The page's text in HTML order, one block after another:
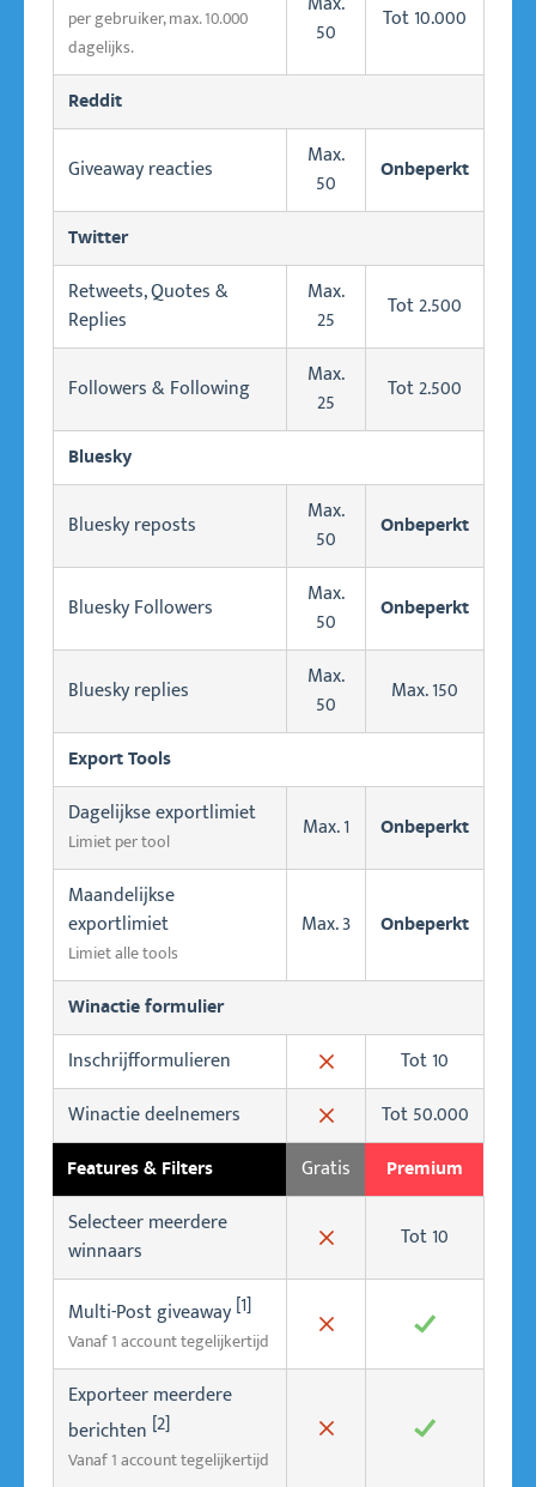
per gebruiker, max. 10.000
dagelijks.
50
Tot 10.000
Reddit
Giveaway reacties
Max.
50
Onbeperkt
Twitter
Retweets, Quotes &
Replies
Max.
25
Tot 2.500
Followers & Following
Max.
25
Tot 2.500
Bluesky
Bluesky reposts
Max.
50
Onbeperkt
Bluesky Followers
Max.
50
Onbeperkt
Bluesky replies
Max.
50
Max. 150
Export Tools
Dagelijkse exportlimiet
Limiet per tool Max. 1 Onbeperkt
Maandelijkse
exportlimiet
Limiet alle tools
Max. 3 Onbeperkt
Winactie formulier
Inschrijfformulieren ✖
Tot 10
Winactie deelnemers
✖ Tot 50.000
Features & Filters Gratis Premium
Selecteer meerdere
winnaars
✖ Tot 10
Multi-Post giveaway[1]
Vanaf 1 account tegelijkertijd ✖
✓
Exporteer meerdere
berichten [2]
Vanaf 1 account tegelijkertijd
✖ ✓